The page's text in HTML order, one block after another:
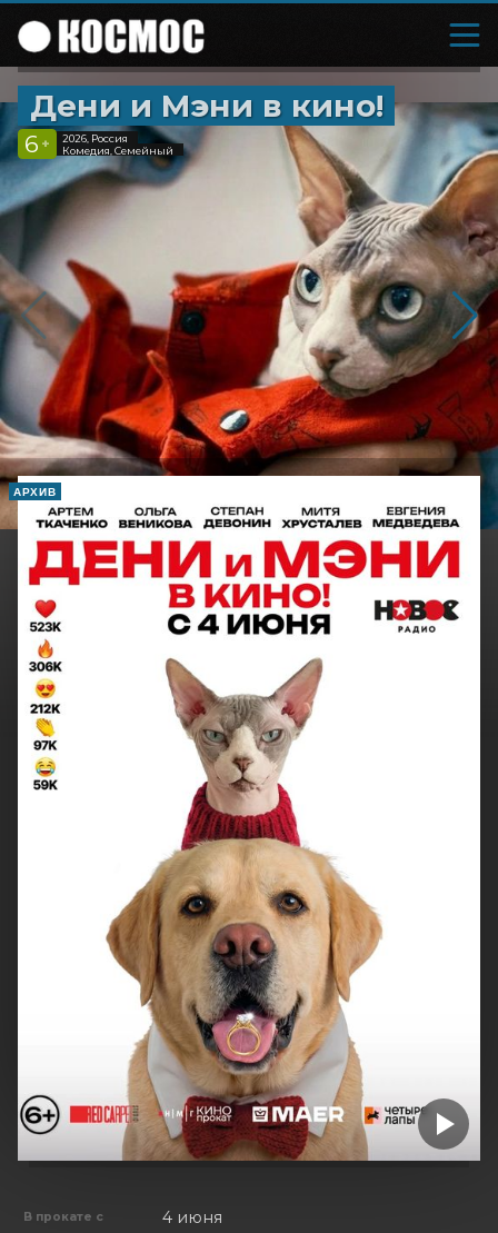
Дени и Мэни в кино!
6 +
2026, Россия
Комедия, Семейный
АРХИВ
В прокате с 4 июня